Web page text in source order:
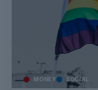
MONEY SOCIAL